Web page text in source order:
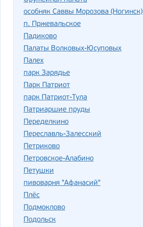
особняк Саввы Морозова (Ногинск)
п. Пржевальское
Падиково
Палаты Волковых-Юсуповых
Палех
парк Зарядье
Парк Патриот
парк Патриот-Тула
Патриаршие пруды
Переделкино
Переславль-Залесский
Петриково
Петровское-Алабино
Петушки
пивоварня "Афанасий"
Плёс
Подмоклово
Подольск